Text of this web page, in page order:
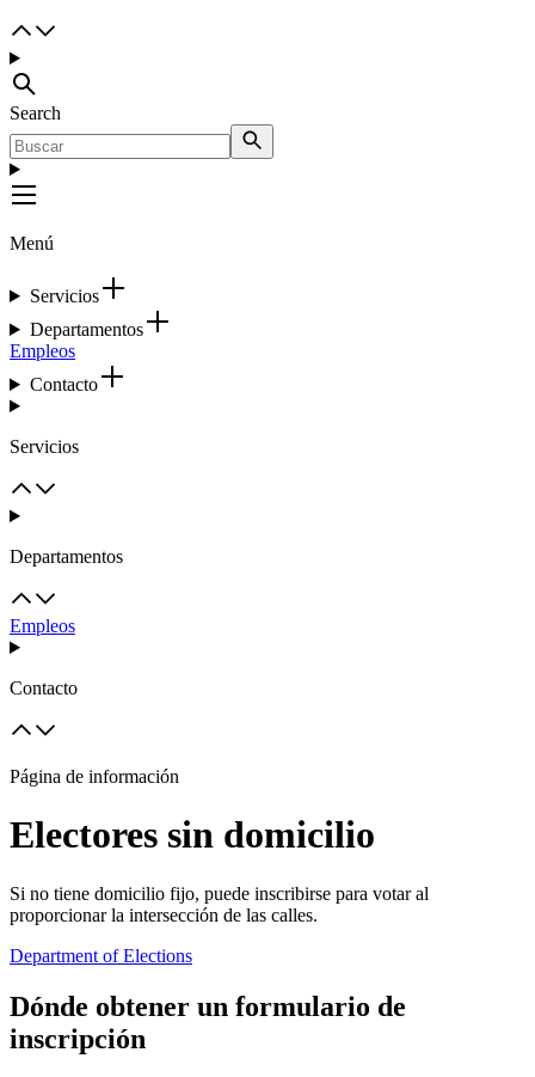
Search
Menú
Servicios
Departamentos
Empleos
Contacto
Servicios
Departamentos
Empleos
Contacto
Página de información
Electores sin domicilio
Si no tiene domicilio fijo, puede inscribirse para votar al
proporcionar la intersección de las calles.
Department of Elections
Dónde obtener un formulario de
inscripción